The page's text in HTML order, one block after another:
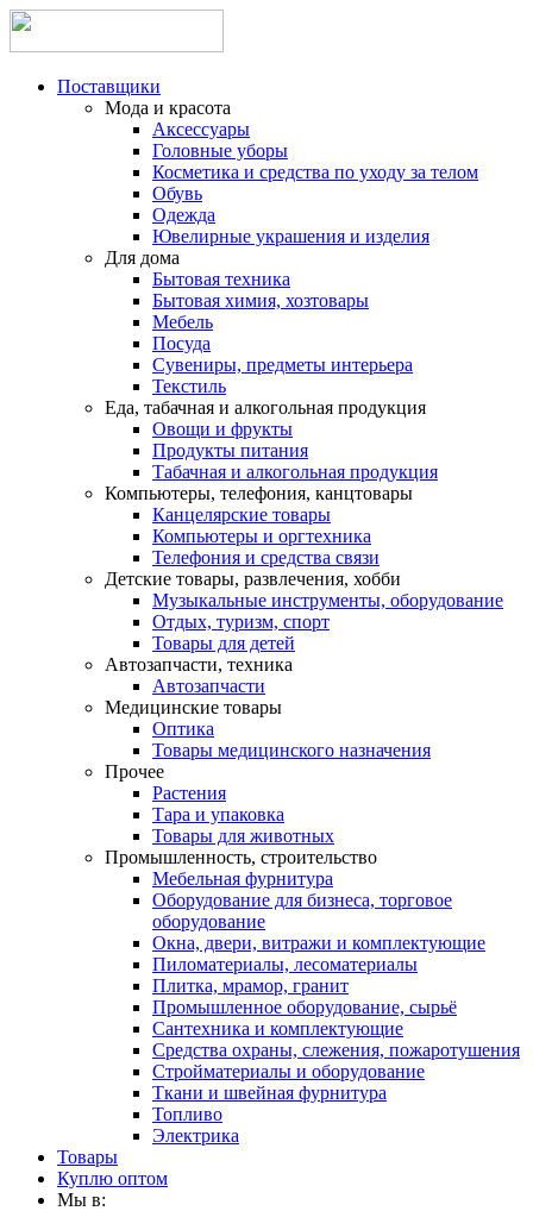
Поставщики
Мода и красота
Аксессуары
Головные уборы
Косметика и средства по уходу за телом
Обувь
Одежда
Ювелирные украшения и изделия
Для дома
Бытовая техника
Бытовая химия, хозтовары
Мебель
Посуда
Сувениры, предметы интерьера
Текстиль
Еда, табачная и алкогольная продукция
Овощи и фрукты
Продукты питания
Табачная и алкогольная продукция
Компьютеры, телефония, канцтовары
Канцелярские товары
Компьютеры и оргтехника
Телефония и средства связи
Детские товары, развлечения, хобби
Музыкальные инструменты, оборудование
Отдых, туризм, спорт
Товары для детей
Автозапчасти, техника
Автозапчасти
Медицинские товары
Оптика
Товары медицинского назначения
Прочее
Растения
Тара и упаковка
Товары для животных
Промышленность, строительство
Мебельная фурнитура
Оборудование для бизнеса, торговое
оборудование
Окна, двери, витражи и комплектующие
Пиломатериалы, лесоматериалы
Плитка, мрамор, гранит
Промышленное оборудование, сырьё
Сантехника и комплектующие
Средства охраны, слежения, пожаротушения
Стройматериалы и оборудование
Ткани и швейная фурнитура
Топливо
Электрика
Товары
Куплю оптом
Мы в: